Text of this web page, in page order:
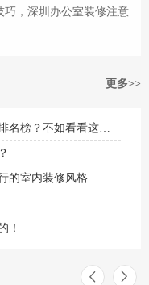
巧，深圳办公室装修注意
更多>>
深圳装修办公室，看深圳装修公司排名榜？不如看看这篇最全办公室装修攻略！
的室内装修风格
！